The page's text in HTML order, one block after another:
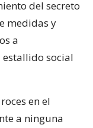
del secreto
medidas y
a
social
en el
a ninguna